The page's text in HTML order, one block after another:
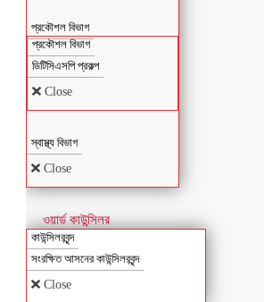
প্রকৌশল বিভাগ
প্রকৌশল বিভাগ
ডিটিসিএসপি প্রকল্প
Close
স্বাস্থ্য বিভাগ
Close
ওয়ার্ড কাউন্সিলর
কাউন্সিলরবৃন্দ
সংরক্ষিত আসনের কাউন্সিলরবৃন্দ
Close